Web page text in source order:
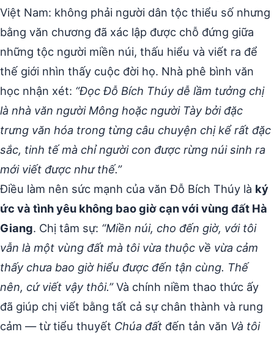
Việt Nam: không phải người dân tộc thiểu số nhưng
bằng văn chương đã xác lập được chỗ đứng giữa
những tộc người miền núi, thấu hiểu và viết ra để
thế giới nhìn thấy cuộc đời họ. Nhà phê bình văn
học nhận xét: “Đọc Đỗ Bích Thúy dễ lầm tưởng chị
là nhà văn người Mông hoặc người Tày bởi đặc
trưng văn hóa trong từng câu chuyện chị kể rất đặc
sắc, tinh tế mà chỉ người con được rừng núi sinh ra
mới viết được như thế.”
Điều làm nên sức mạnh của văn Đỗ Bích Thúy là ký
ức và tình yêu không bao giờ cạn với vùng đất Hà
Giang. Chị tâm sự: “Miền núi, cho đến giờ, với tôi
vẫn là một vùng đất mà tôi vừa thuộc về vừa cảm
thấy chưa bao giờ hiểu được đến tận cùng. Thế
nên, cứ viết vậy thôi.”Và chính niềm thao thức ấy
đã giúp chị viết bằng tất cả sự chân thành và rung
cảm — từ tiểu thuyết Chúa đất đến tản văn Và tôi